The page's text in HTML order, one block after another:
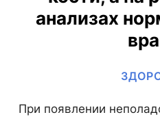
анализах
При появлении